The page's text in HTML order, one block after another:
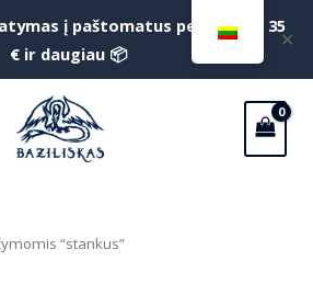
į paštomatus perkant už 35
€ ir daugiau 📦
✕
“stankus”